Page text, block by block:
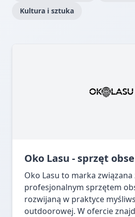
Kultura i sztuka
Oko Lasu - sprzęt
Oko Lasu to marka związana
profesjonalnym sprzętem
rozwijaną w praktyce
outdoorowej. W ofercie